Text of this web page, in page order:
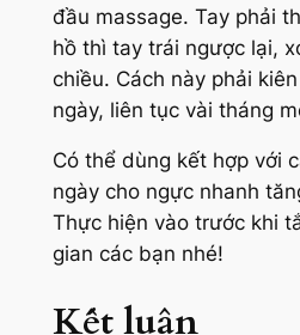
đầu massage. Tay phải
hồ thì tay trái ngược lại,
chiều. Cách này phải
ngày, liên tục vài tháng
Có thể dùng kết hợp với
ngày cho ngực nhanh
Thực hiện vào trước khi
gian các bạn nhé!
Kết luận